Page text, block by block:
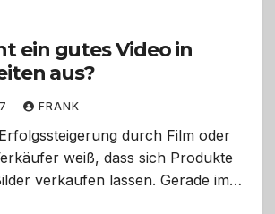
ein gutes Video in
aus?
FRANK
durch Film oder
weiß, dass sich Produkte
verkaufen lassen. Gerade im…